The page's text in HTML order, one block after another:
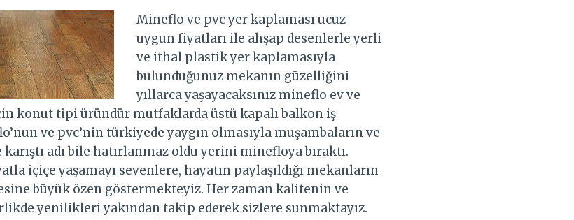
Mineflo ve pvc yer kaplaması ucuz
uygun fiyatları ile ahşap desenlerle yerli
ve ithal plastik yer kaplamasıyla
bulunduğunuz mekanın güzelliğini
yıllarca yaşayacaksınız mineflo ev ve
konut tipi üründür mutfaklarda üstü kapalı balkon iş
ve pvc’nin türkiyede yaygın olmasıyla muşambaların ve
adı bile hatırlanmaz oldu yerini minefloya bıraktı.
içiçe yaşamayı sevenlere, hayatın paylaşıldığı mekanların
büyük özen göstermekteyiz. Her zaman kalitenin ve
yenilikleri yakından takip ederek sizlere sunmaktayız.